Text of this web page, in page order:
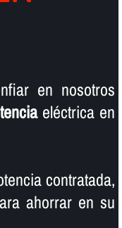
en nosotros
eléctrica en
contratada,
ahorrar en su